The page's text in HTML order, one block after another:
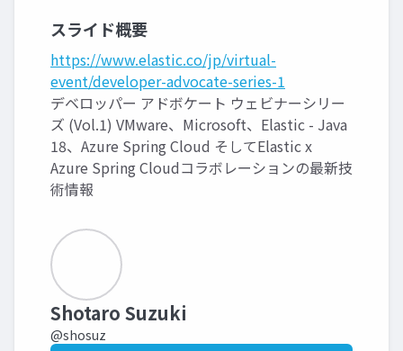
スライド概要
https://www.elastic.co/jp/virtual-
event/developer-advocate-series-1
デベロッパー アドボケート ウェビナーシリー
ズ (Vol.1) VMware、Microsoft、Elastic - Java
18、Azure Spring Cloud そしてElastic x
Azure Spring Cloudコラボレーションの最新技
術情報
Shotaro Suzuki
@shosuz